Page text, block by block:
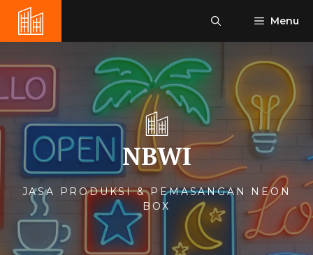
Langsung
Menu
NBWI
JASA PRODUKSI & PEMASANGAN NEON
BOX